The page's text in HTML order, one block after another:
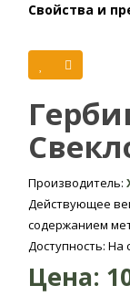
Свойства и
для
внесения;
Регистрация
Культура
Производитель:
Действующее
содержанием
Доступность: На
Цена: